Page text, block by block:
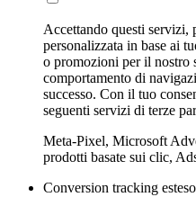
Accettando questi servizi,
personalizzata in base ai
o promozioni per il nostro
comportamento di
successo. Con il tuo
seguenti servizi di terze
Meta-Pixel, Microsoft
prodotti basate sui clic,
Conversion tracking esteso